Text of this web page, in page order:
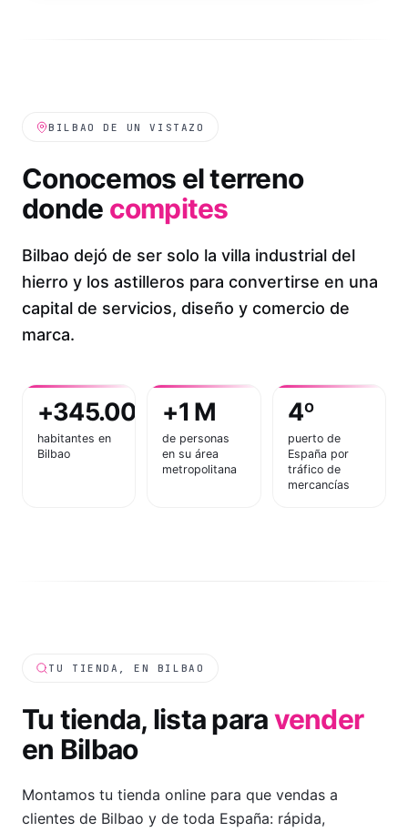
BILBAO DE UN VISTAZO
Conocemos el terreno
donde compites
Bilbao dejó de ser solo la villa industrial del
hierro y los astilleros para convertirse en una
capital de servicios, diseño y comercio de
marca.
+345.000
habitantes en
Bilbao
+1 M
de personas
en su área
metropolitana
4º
puerto de
España por
tráfico de
mercancías
TU TIENDA, EN BILBAO
Tu tienda, lista paravender
en Bilbao
Montamos tu tienda online para que vendas a
clientes de Bilbao y de toda España: rápida,